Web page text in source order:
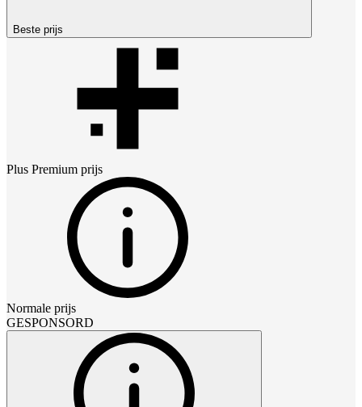
Beste prijs
Plus Premium prijs
Normale prijs
GESPONSORD